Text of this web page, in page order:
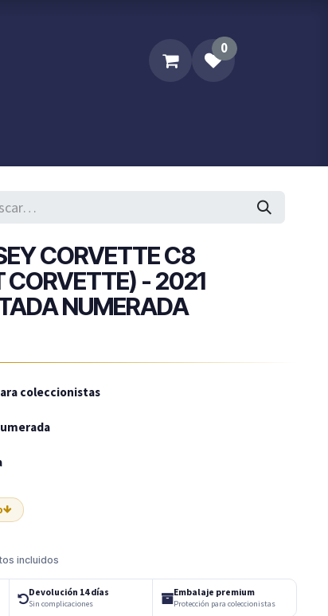
0
CORVETTE C8
CORVETTE) - 2021
NUMERADA
coleccionistas
incluidos
Devolución 14 días
Sin complicaciones
Embalaje premium
Protección para coleccionistas